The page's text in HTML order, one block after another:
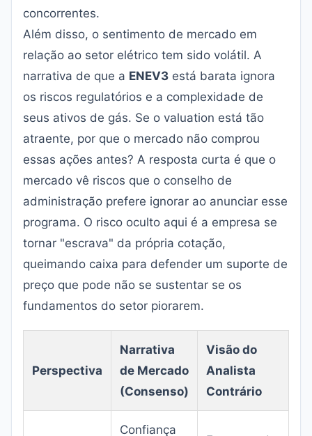
concorrentes.
Além disso, o sentimento de mercado em
relação ao setor elétrico tem sido volátil. A
narrativa de que a ENEV3 está barata ignora
os riscos regulatórios e a complexidade de
seus ativos de gás. Se o valuation está tão
atraente, por que o mercado não comprou
essas ações antes? A resposta curta é que o
mercado vê riscos que o conselho de
administração prefere ignorar ao anunciar esse
programa. O risco oculto aqui é a empresa se
tornar "escrava" da própria cotação,
queimando caixa para defender um suporte de
preço que pode não se sustentar se os
fundamentos do setor piorarem.
Perspectiva
Narrativa
de Mercado
(Consenso)
Visão do
Analista
Contrário
Confiança